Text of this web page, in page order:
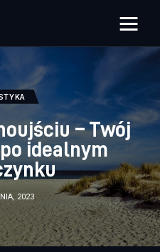
– Twój
idealnym
2023